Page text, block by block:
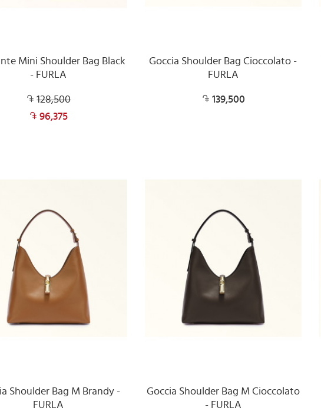
Mini Shoulder Bag Black
- FURLA
128,500
96,375
Goccia Shoulder Bag Cioccolato -
FURLA
139,500
Shoulder Bag M Brandy -
FURLA
Goccia Shoulder Bag M Cioccolato
- FURLA